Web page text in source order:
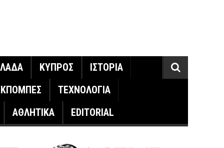
ΚΥΠΡΟΣ
ΙΣΤΟΡΙΑ
ΤΕΧΝΟΛΟΓΙΑ
ΑΘΛΗΤΙΚΑ EDITORIAL